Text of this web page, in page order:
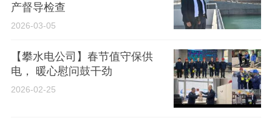
产督导检查
2026-03-05
【攀水电公司】春节值守保供
电， 暖心慰问鼓干劲
2026-02-25